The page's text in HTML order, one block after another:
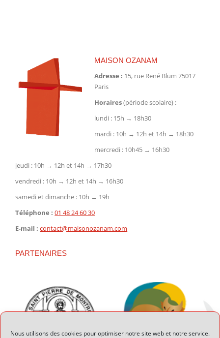
Nous utilisons des cookies pour optimiser notre site web et notre service.
MAISON OZANAM
Adresse : 15, rue René Blum 75017
Paris
Horaires(période scolaire) :
lundi : 15h → 18h30
mardi : 10h → 12h et 14h → 18h30
mercredi : 10h45 → 16h30
jeudi : 10h → 12h et 14h → 17h30
vendredi : 10h → 12h et 14h → 16h30
samedi et dimanche : 10h → 19h
Téléphone : 01 48 24 60 30
E-mail : contact@maisonozanam.com
PARTENAIRES